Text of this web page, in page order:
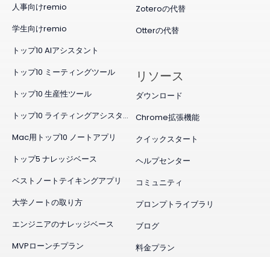
Zoteroの代替
Otterの代替
人事向けremio
学生向けremio
トップ10 AIアシスタント
トップ10 ミーティングツール
トップ10 生産性ツール
トップ10 ライティングアシスタント
Mac用トップ10 ノートアプリ
トップ5 ナレッジベース
ベストノートテイキングアプリ
大学ノートの取り方
エンジニアのナレッジベース
MVPローンチプラン
リソース
ダウンロード
Chrome拡張機能
クイックスタート
ヘルプセンター
コミュニティ
プロンプトライブラリ
ブログ
料金プラン